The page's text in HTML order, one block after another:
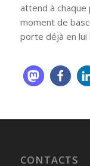
attend à chaque
moment de
porte déjà en lui
CONTACTS